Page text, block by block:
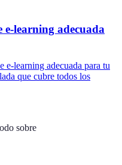
learning adecuada
e-learning adecuada para tu
que cubre todos los
sobre